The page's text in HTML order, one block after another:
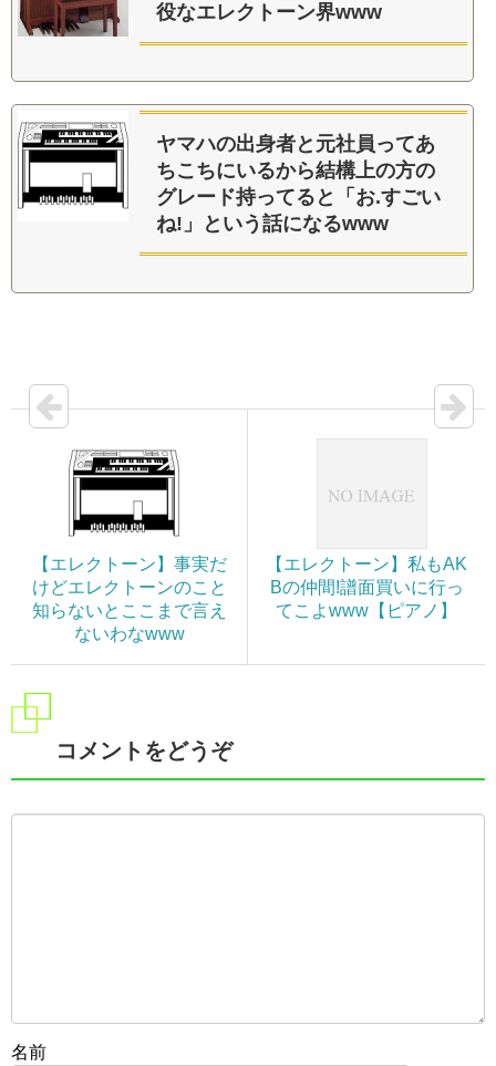
役なエレクトーン界www
ヤマハの出身者と元社員ってあ
ちこちにいるから結構上の方の
グレード持ってると「お.すごい
ね!」という話になるwww
【エレクトーン】事実だ
けどエレクトーンのこと
知らないとここまで言え
ないわなwww
【エレクトーン】私もAK
Bの仲間!譜面買いに行っ
てこよwww【ピアノ】
コメントをどうぞ
名前